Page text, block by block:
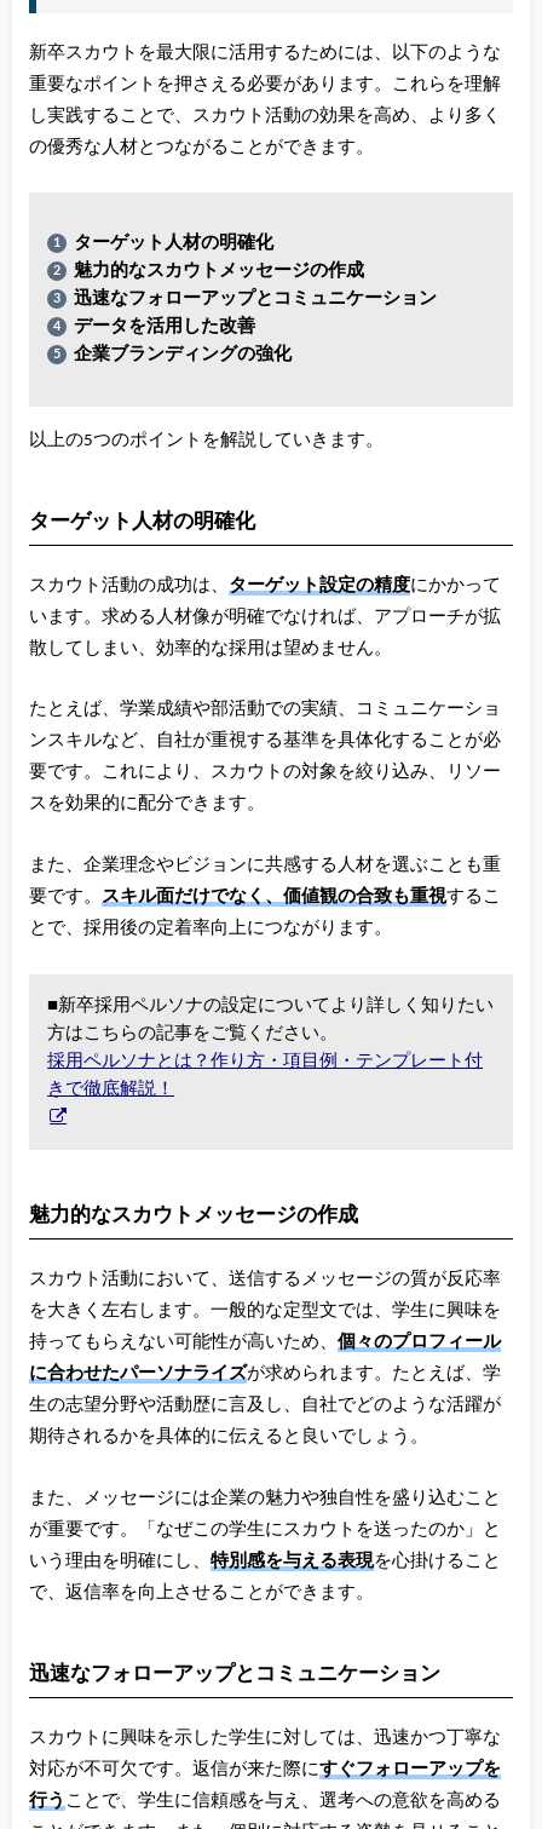
新卒スカウトを最大限に活用するためには、以下のような
重要なポイントを押さえる必要があります。これらを理解
し実践することで、スカウト活動の効果を高め、より多く
の優秀な人材とつながることができます。
ターゲット人材の明確化
魅力的なスカウトメッセージの作成
迅速なフォローアップとコミュニケーション
データを活用した改善
企業ブランディングの強化
以上の5つのポイントを解説していきます。
ターゲット人材の明確化
スカウト活動の成功は、 ターゲット設定の精度にかかって
います。求める人材像が明確でなければ、アプローチが拡
散してしまい、効率的な採用は望めません。
たとえば、学業成績や部活動での実績、コミュニケーショ
ンスキルなど、自社が重視する基準を具体化することが必
要です。これにより、スカウトの対象を絞り込み、リソー
スを効果的に配分できます。
また、企業理念やビジョンに共感する人材を選ぶことも重
要です。 スキル面だけでなく、価値観の合致も重視するこ
とで、採用後の定着率向上につながります。
■新卒採用ペルソナの設定についてより詳しく知りたい
方はこちらの記事をご覧ください。
採用ペルソナとは？作り方・項目例・テンプレート付
きで徹底解説！
魅力的なスカウトメッセージの作成
スカウト活動において、送信するメッセージの質が反応率
を大きく左右します。一般的な定型文では、学生に興味を
持ってもらえない可能性が高いため、 個々のプロフィール
に合わせたパーソナライズが求められます。たとえば、学
生の志望分野や活動歴に言及し、自社でどのような活躍が
期待されるかを具体的に伝えると良いでしょう。
また、メッセージには企業の魅力や独自性を盛り込むこと
が重要です。「なぜこの学生にスカウトを送ったのか」と
いう理由を明確にし、 特別感を与える表現を心掛けること
で、返信率を向上させることができます。
迅速なフォローアップとコミュニケーション
スカウトに興味を示した学生に対しては、迅速かつ丁寧な
対応が不可欠です。返信が来た際にすぐフォローアップを
行う ことで、学生に信頼感を与え、選考への意欲を高める